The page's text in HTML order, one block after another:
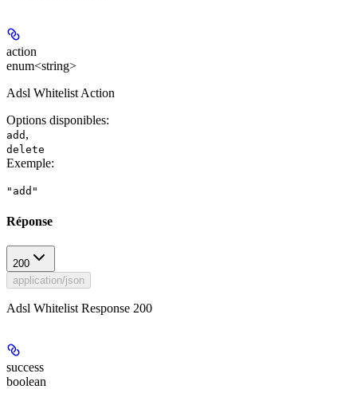
action
enum<string>
Adsl Whitelist Action
Options disponibles:
add ,
delete
Exemple:
"add"
Réponse
200
application/json
Adsl Whitelist Response 200
success
boolean